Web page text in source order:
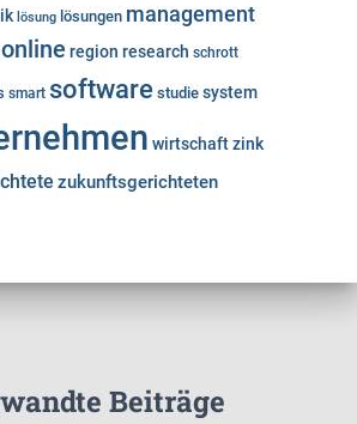
lösung lösungen management
online region research schrott
smart software studie system
wirtschaftzink
zukunftsgerichteten
Beiträge